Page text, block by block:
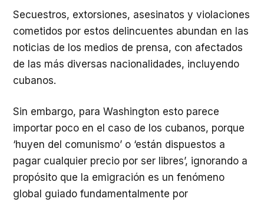
Secuestros, extorsiones, asesinatos y violaciones
cometidos por estos delincuentes abundan en las
noticias de los medios de prensa, con afectados
de las más diversas nacionalidades, incluyendo
cubanos.
Sin embargo, para Washington esto parece
importar poco en el caso de los cubanos, porque
‘huyen del comunismo’ o ‘están dispuestos a
pagar cualquier precio por ser libres’, ignorando a
propósito que la emigración es un fenómeno
global guiado fundamentalmente por